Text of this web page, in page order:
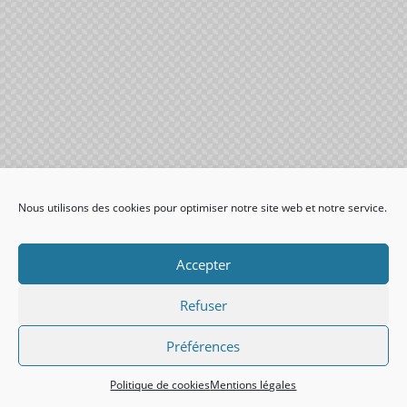
Nous utilisons des cookies pour optimiser notre site web et notre service.
Accepter
Refuser
Préférences
Politique de cookiesMentions légales